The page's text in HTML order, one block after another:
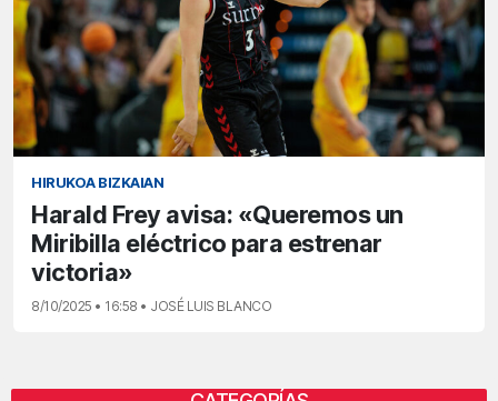
HIRUKOA BIZKAIAN
Harald Frey avisa: «Queremos un
Miribilla eléctrico para estrenar
victoria»
8/10/2025 • 16:58 • JOSÉ LUIS BLANCO